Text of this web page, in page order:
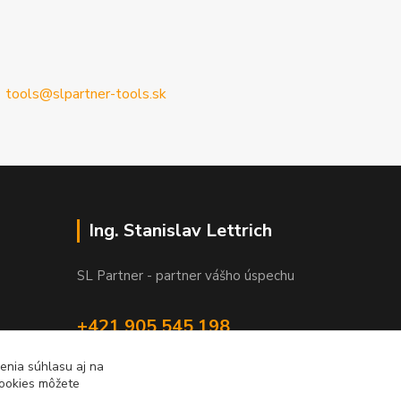
tools@slpartner-tools.sk
Ing. Stanislav Lettrich
SL Partner - partner vášho úspechu
+421 905 545 198
súhlasu aj na
môžete